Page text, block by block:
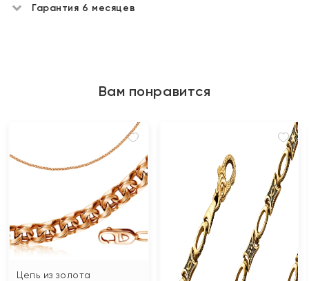
Гарантия 6 месяцев
Вам понравится
Цепь из золота